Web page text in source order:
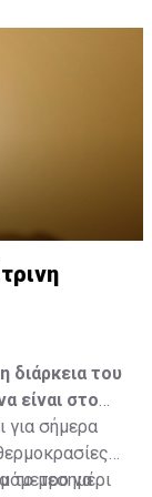
διάρκεια του
είναι στο
για σήμερα
να
το μεσημέρι